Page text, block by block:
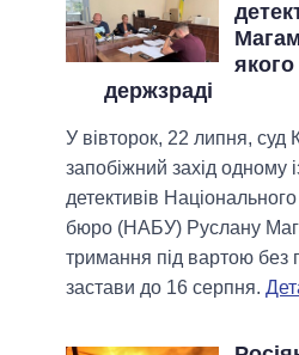
держзраді
У вівторок, 22 липня, суд
запобіжний захід одному
детективів
бюро (НАБУ) Руслану
тримання під вартою без
застави до 16 серпня.